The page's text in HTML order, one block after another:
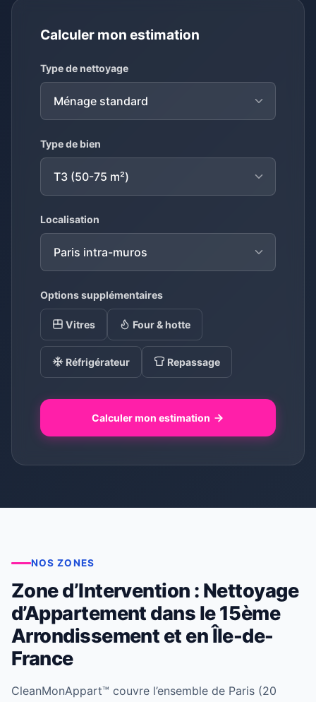
Calculer mon estimation
Type de nettoyage
Type de bien
Localisation
Options supplémentaires
Vitres Four & hotte
Réfrigérateur Repassage
Calculer mon estimation
NOS ZONES
Zone d’Intervention : Nettoyage
d’Appartement dans le 15ème
Arrondissement et en Île-de-
France
CleanMonAppart™ couvre l’ensemble de Paris (20